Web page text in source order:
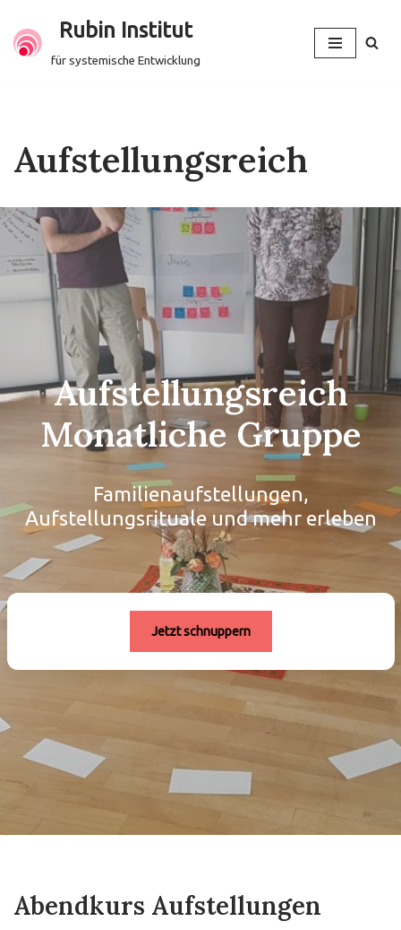
Zum
Rubin Institut
für systemische Entwicklung
Aufstellungsreich
Aufstellungsreich
Monatliche Gruppe
Familienaufstellungen,
Aufstellungsrituale und mehr erleben
Jetzt schnuppern
Abendkurs Aufstellungen